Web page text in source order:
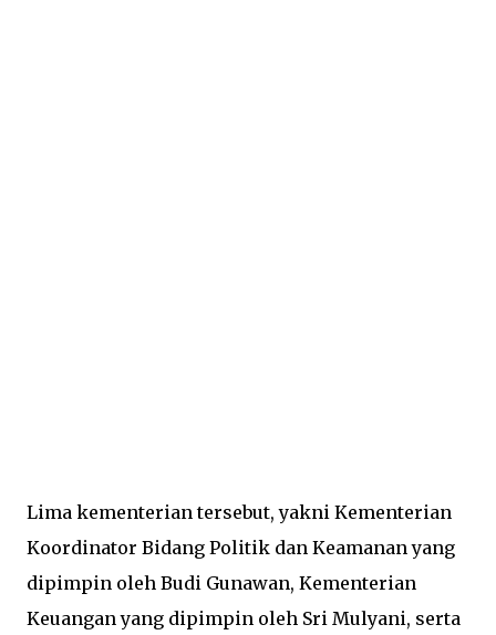
Lima kementerian tersebut, yakni Kementerian
Koordinator Bidang Politik dan Keamanan yang
dipimpin oleh Budi Gunawan, Kementerian
Keuangan yang dipimpin oleh Sri Mulyani, serta